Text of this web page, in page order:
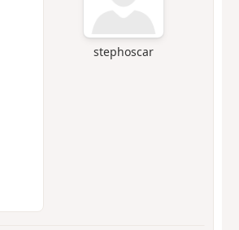
stephoscar